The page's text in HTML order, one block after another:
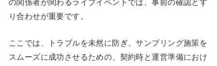
の関係者が関わるライブイベントでは、事前の確認とす
り合わせが重要です。
ここでは、トラブルを未然に防ぎ、サンプリング施策を
スムーズに成功させるための、契約時と運営準備におけ